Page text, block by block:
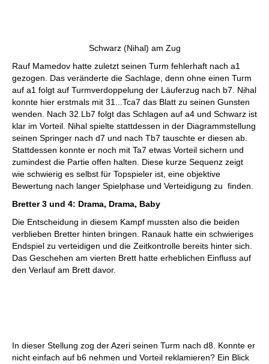
Schwarz (Nihal) am Zug
Rauf Mamedov hatte zuletzt seinen Turm fehlerhaft nach a1
gezogen. Das veränderte die Sachlage, denn ohne einen Turm
auf a1 folgt auf Turmverdoppelung der Läuferzug nach b7. Nihal
konnte hier erstmals mit 31...Tca7 das Blatt zu seinen Gunsten
wenden. Nach 32.Lb7 folgt das Schlagen auf a4 und Schwarz ist
klar im Vorteil. Nihal spielte stattdessen in der Diagrammstellung
seinen Springer nach d7 und nach Tb7 tauschte er diesen ab.
Stattdessen konnte er noch mit Ta7 etwas Vorteil sichern und
zumindest die Partie offen halten. Diese kurze Sequenz zeigt
wie schwierig es selbst für Topspieler ist, eine objektive
Bewertung nach langer Spielphase und Verteidigung zu finden.
Bretter 3 und 4: Drama, Drama, Baby
Die Entscheidung in diesem Kampf mussten also die beiden
verblieben Bretter hinten bringen. Ranauk hatte ein schwieriges
Endspiel zu verteidigen und die Zeitkontrolle bereits hinter sich.
Das Geschehen am vierten Brett hatte erheblichen Einfluss auf
den Verlauf am Brett davor.
In dieser Stellung zog der Azeri seinen Turm nach d8. Konnte er
nicht einfach auf b6 nehmen und Vorteil reklamieren? Ein Blick